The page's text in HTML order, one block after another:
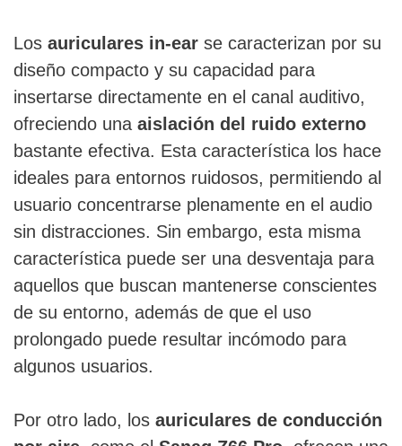
Los auriculares in-ear se caracterizan por su
diseño compacto y su capacidad para
insertarse directamente en el canal auditivo,
ofreciendo una aislación del ruido externo
bastante efectiva. Esta característica los hace
ideales para entornos ruidosos, permitiendo al
usuario concentrarse plenamente en el audio
sin distracciones. Sin embargo, esta misma
característica puede ser una desventaja para
aquellos que buscan mantenerse conscientes
de su entorno, además de que el uso
prolongado puede resultar incómodo para
algunos usuarios.
Por otro lado, los auriculares de conducción